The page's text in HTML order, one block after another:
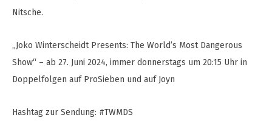
Nitsche.
„Joko Winterscheidt Presents: The World’s Most Dangerous
Show“ – ab 27. Juni 2024, immer donnerstags um 20:15 Uhr in
Doppelfolgen auf ProSieben und auf Joyn
Hashtag zur Sendung: #TWMDS